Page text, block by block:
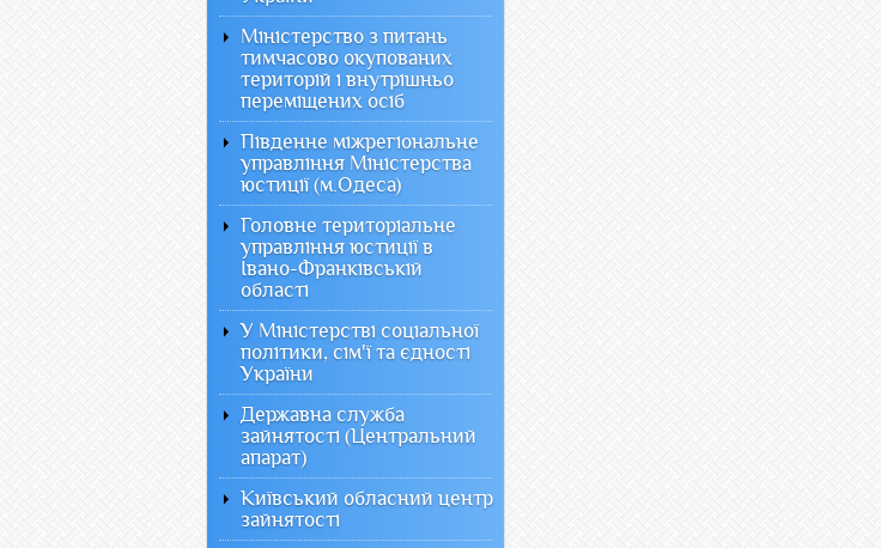
Міністерство з питань
тимчасово окупованих
територій і внутрішньо
переміщених осіб
Південне міжрегіональне
управління Міністерства
юстиції (м.Одеса)
Головне територіальне
управління юстиції в
Івано-Франківській
області
У Міністерстві соціальної
політики, сім'ї та єдності
України
Державна служба
зайнятості (Центральний
апарат)
Київський обласний центр
зайнятості